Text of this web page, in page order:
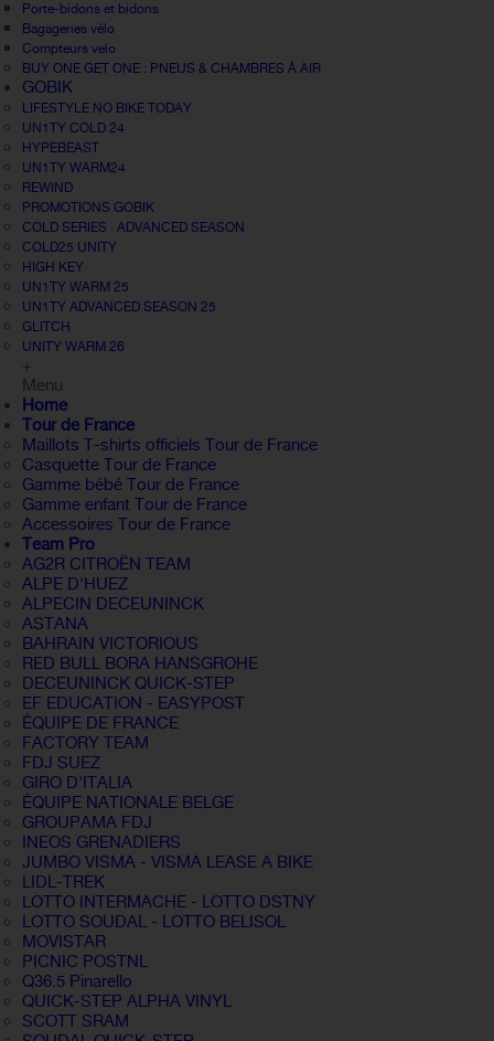
Porte-bidons et bidons
Bagageries vélo
Compteurs velo
BUY ONE GET ONE : PNEUS & CHAMBRES À AIR
GOBIK
LIFESTYLE NO BIKE TODAY
UN1TY COLD 24
HYPEBEAST
UN1TY WARM24
REWIND
PROMOTIONS GOBIK
COLD SERIES · ADVANCED SEASON
COLD25 UNITY
HIGH KEY
UN1TY WARM 25
UN1TY ADVANCED SEASON 25
GLITCH
UNITY WARM 26
+
Menu
Home
Tour de France
Maillots T-shirts officiels Tour de France
Casquette Tour de France
Gamme bébé Tour de France
Gamme enfant Tour de France
Accessoires Tour de France
Team Pro
AG2R CITROËN TEAM
ALPE D'HUEZ
ALPECIN DECEUNINCK
ASTANA
BAHRAIN VICTORIOUS
RED BULL BORA HANSGROHE
DECEUNINCK QUICK-STEP
EF EDUCATION - EASYPOST
ÉQUIPE DE FRANCE
FACTORY TEAM
FDJ SUEZ
GIRO D'ITALIA
ÉQUIPE NATIONALE BELGE
GROUPAMA FDJ
INEOS GRENADIERS
JUMBO VISMA - VISMA LEASE A BIKE
LIDL-TREK
LOTTO INTERMACHE - LOTTO DSTNY
LOTTO SOUDAL - LOTTO BELISOL
MOVISTAR
PICNIC POSTNL
Q36.5 Pinarello
QUICK-STEP ALPHA VINYL
SCOTT SRAM